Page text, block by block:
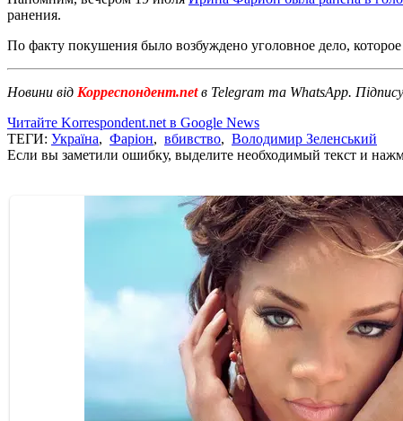
ранения.
По факту покушения было возбуждено уголовное дело,
Новини від Корреспондент.netв Telegram та WhatsApp.
Читайте Korrespondent.net в Google News
ТЕГИ: Україна, Фаріон, вбивство, Володимир Зеленський
Если вы заметили ошибку, выделите необходимый текст и